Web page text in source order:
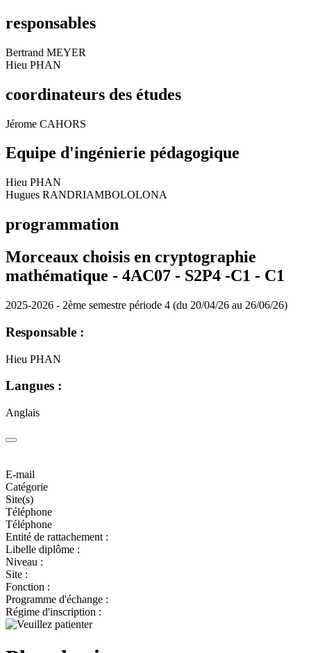
responsables
Bertrand MEYER
Hieu PHAN
coordinateurs des études
Jérome CAHORS
Equipe d'ingénierie pédagogique
Hieu PHAN
Hugues RANDRIAMBOLOLONA
programmation
Morceaux choisis en cryptographie
mathématique - 4AC07 - S2P4 -C1 - C1
2025-2026 - 2ème semestre période 4 (du 20/04/26 au 26/06/26)
Responsable :
Hieu PHAN
Langues :
Anglais
E-mail
Catégorie
Site(s)
Téléphone
Téléphone
Entité de rattachement :
Libelle diplôme :
Niveau :
Site :
Fonction :
Programme d'échange :
Régime d'inscription :